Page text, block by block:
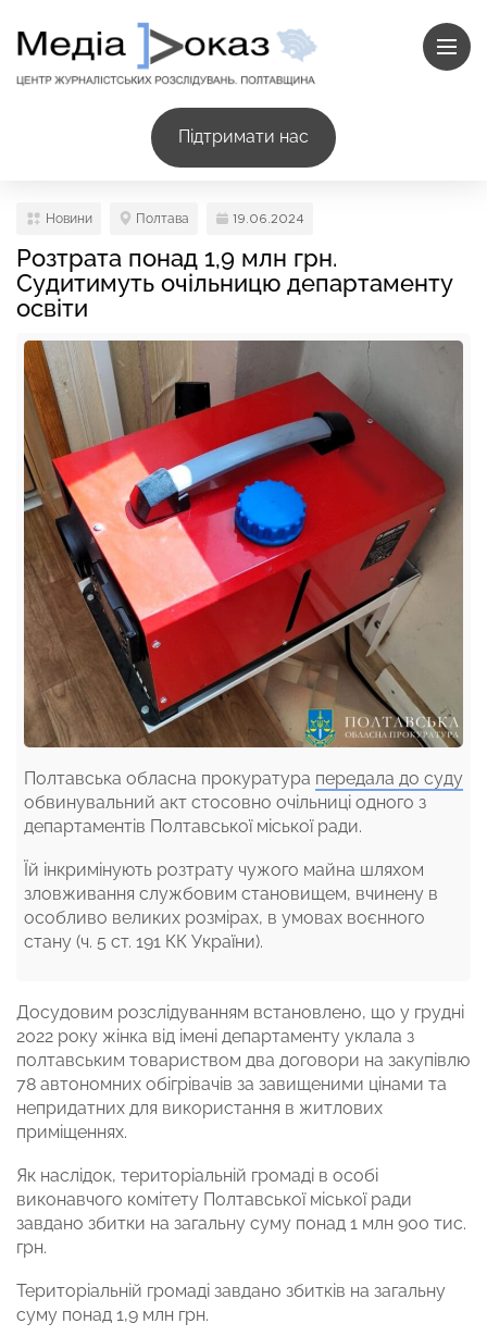
Підтримати нас
Новини Полтава 19.06.2024
Розтрата понад 1,9 млн грн.
Судитимуть очільницю департаменту
освіти
Полтавська обласна прокуратура передала до суду
обвинувальний акт стосовно очільниці одного з
департаментів Полтавської міської ради.
Їй інкримінують розтрату чужого майна шляхом
зловживання службовим становищем, вчинену в
особливо великих розмірах, в умовах воєнного
стану (ч. 5 ст. 191 КК України).
Досудовим розслідуванням встановлено, що у грудні
2022 року жінка від імені департаменту уклала з
полтавським товариством два договори на закупівлю
78 автономних обігрівачів за завищеними цінами та
непридатних для використання в житлових
приміщеннях.
Як наслідок, територіальній громаді в особі
виконавчого комітету Полтавської міської ради
завдано збитки на загальну суму понад 1 млн 900 тис.
грн.
Територіальній громаді завдано збитків на загальну
суму понад 1,9 млн грн.